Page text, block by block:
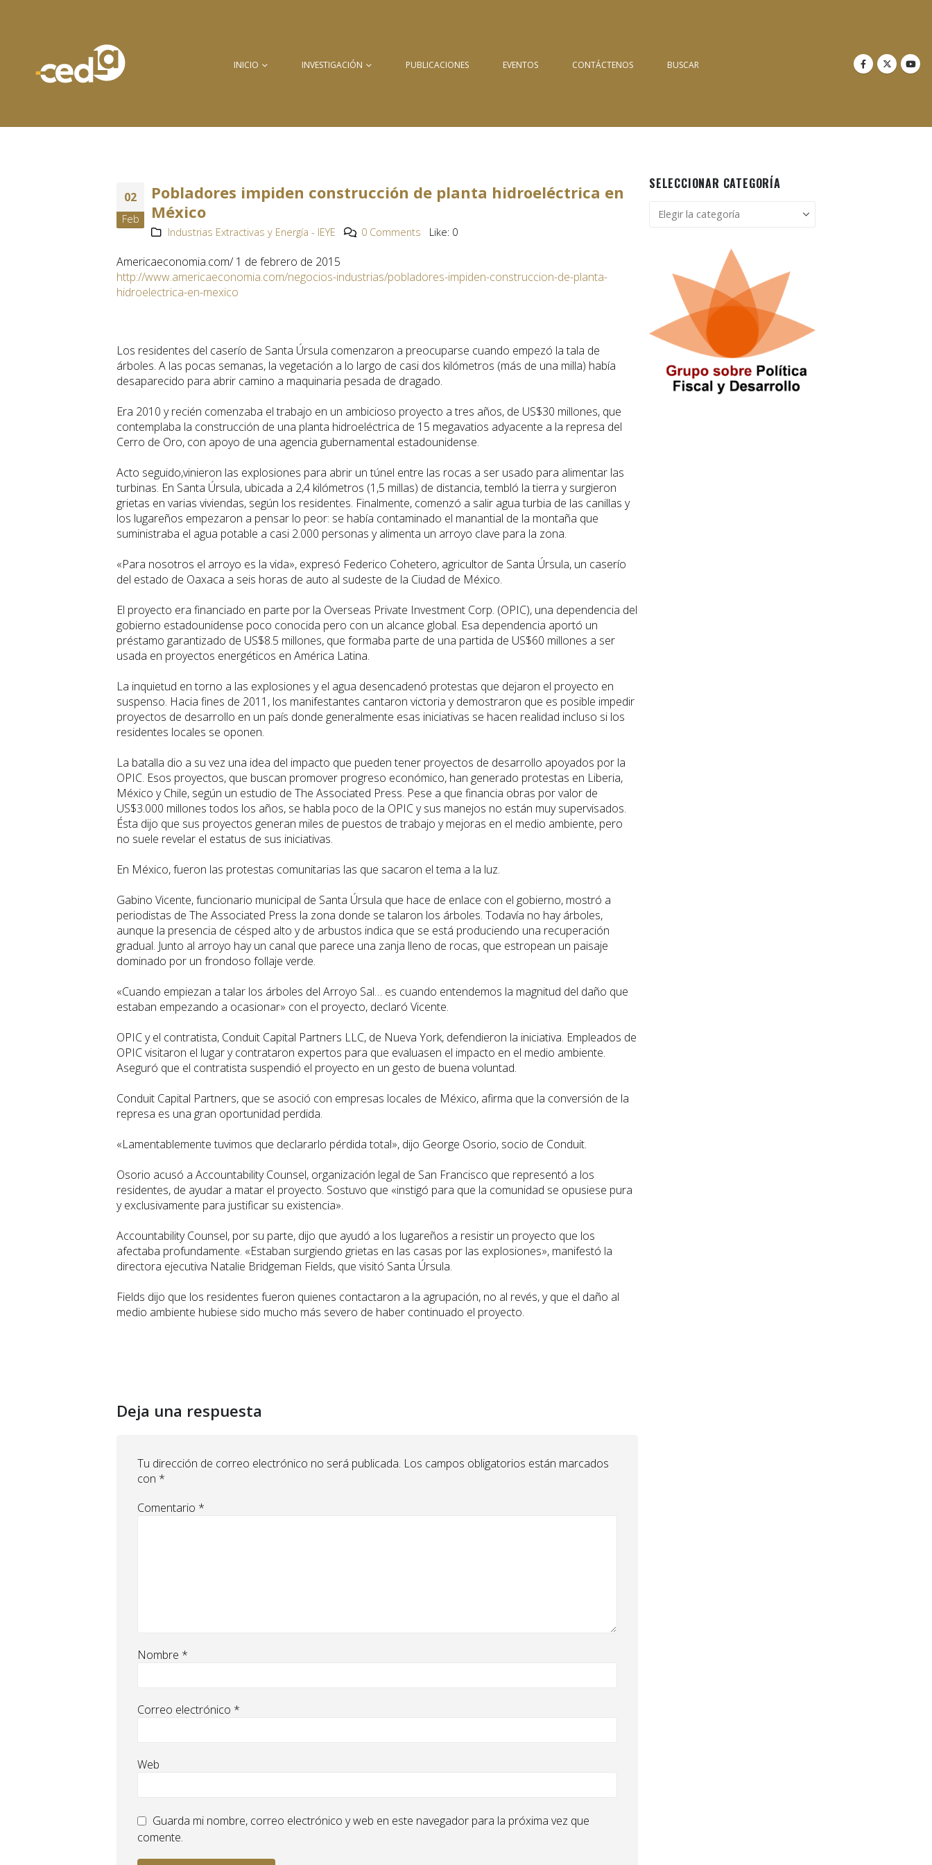
INICIO INVESTIGACIÓN PUBLICACIONES EVENTOS CONTÁCTENOS BUSCAR
02
Feb
Pobladores impiden construcción de planta hidroeléctrica en
México
Industrias Extractivas y Energía - IEYE 0 Comments Like: 0
Americaeconomia.com/ 1 de febrero de 2015
http://www.americaeconomia.com/negocios-industrias/pobladores-impiden-construccion-de-planta-
hidroelectrica-en-mexico
Los residentes del caserío de Santa Úrsula comenzaron a preocuparse cuando empezó la tala de
árboles. A las pocas semanas, la vegetación a lo largo de casi dos kilómetros (más de una milla) había
desaparecido para abrir camino a maquinaria pesada de dragado.
Era 2010 y recién comenzaba el trabajo en un ambicioso proyecto a tres años, de US$30 millones, que
contemplaba la construcción de una planta hidroeléctrica de 15 megavatios adyacente a la represa del
Cerro de Oro, con apoyo de una agencia gubernamental estadounidense.
Acto seguido,vinieron las explosiones para abrir un túnel entre las rocas a ser usado para alimentar las
turbinas. En Santa Úrsula, ubicada a 2,4 kilómetros (1,5 millas) de distancia, tembló la tierra y surgieron
grietas en varias viviendas, según los residentes. Finalmente, comenzó a salir agua turbia de las canillas y
los lugareños empezaron a pensar lo peor: se había contaminado el manantial de la montaña que
suministraba el agua potable a casi 2.000 personas y alimenta un arroyo clave para la zona.
«Para nosotros el arroyo es la vida», expresó Federico Cohetero, agricultor de Santa Úrsula, un caserío
del estado de Oaxaca a seis horas de auto al sudeste de la Ciudad de México.
El proyecto era financiado en parte por la Overseas Private Investment Corp. (OPIC), una dependencia del
gobierno estadounidense poco conocida pero con un alcance global. Esa dependencia aportó un
préstamo garantizado de US$8.5 millones, que formaba parte de una partida de US$60 millones a ser
usada en proyectos energéticos en América Latina.
La inquietud en torno a las explosiones y el agua desencadenó protestas que dejaron el proyecto en
suspenso. Hacia fines de 2011, los manifestantes cantaron victoria y demostraron que es posible impedir
proyectos de desarrollo en un país donde generalmente esas iniciativas se hacen realidad incluso si los
residentes locales se oponen.
La batalla dio a su vez una idea del impacto que pueden tener proyectos de desarrollo apoyados por la
OPIC. Esos proyectos, que buscan promover progreso económico, han generado protestas en Liberia,
México y Chile, según un estudio de The Associated Press. Pese a que financia obras por valor de
US$3.000 millones todos los años, se habla poco de la OPIC y sus manejos no están muy supervisados.
Ésta dijo que sus proyectos generan miles de puestos de trabajo y mejoras en el medio ambiente, pero
no suele revelar el estatus de sus iniciativas.
En México, fueron las protestas comunitarias las que sacaron el tema a la luz.
Gabino Vicente, funcionario municipal de Santa Úrsula que hace de enlace con el gobierno, mostró a
periodistas de The Associated Press la zona donde se talaron los árboles. Todavía no hay árboles,
aunque la presencia de césped alto y de arbustos indica que se está produciendo una recuperación
gradual. Junto al arroyo hay un canal que parece una zanja lleno de rocas, que estropean un paisaje
dominado por un frondoso follaje verde.
«Cuando empiezan a talar los árboles del Arroyo Sal… es cuando entendemos la magnitud del daño que
estaban empezando a ocasionar» con el proyecto, declaró Vicente.
OPIC y el contratista, Conduit Capital Partners LLC, de Nueva York, defendieron la iniciativa. Empleados de
OPIC visitaron el lugar y contrataron expertos para que evaluasen el impacto en el medio ambiente.
Aseguró que el contratista suspendió el proyecto en un gesto de buena voluntad.
Conduit Capital Partners, que se asoció con empresas locales de México, afirma que la conversión de la
represa es una gran oportunidad perdida.
«Lamentablemente tuvimos que declararlo pérdida total», dijo George Osorio, socio de Conduit.
Osorio acusó a Accountability Counsel, organización legal de San Francisco que representó a los
residentes, de ayudar a matar el proyecto. Sostuvo que «instigó para que la comunidad se opusiese pura
y exclusivamente para justificar su existencia».
Accountability Counsel, por su parte, dijo que ayudó a los lugareños a resistir un proyecto que los
afectaba profundamente. «Estaban surgiendo grietas en las casas por las explosiones», manifestó la
directora ejecutiva Natalie Bridgeman Fields, que visitó Santa Úrsula.
Fields dijo que los residentes fueron quienes contactaron a la agrupación, no al revés, y que el daño al
medio ambiente hubiese sido mucho más severo de haber continuado el proyecto.
Deja una respuesta
Tu dirección de correo electrónico no será publicada. Los campos obligatorios están marcados
con *
Comentario *
Nombre *
Correo electrónico *
Web
Guarda mi nombre, correo electrónico y web en este navegador para la próxima vez que
comente.
SELECCIONAR CATEGORÍA
Seleccionar
categoría